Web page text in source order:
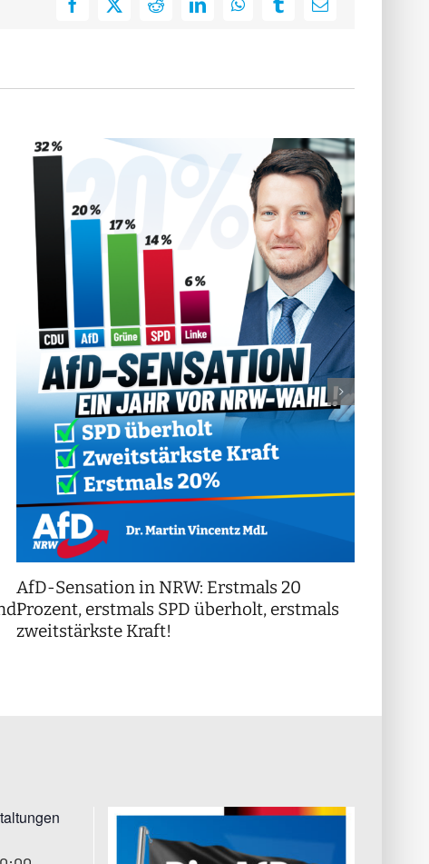
Facebook
X RedditLinkedInWhatsAppTumblrE-
AfD-Sensation in NRW: Erstmals 20
Prozent, erstmals SPD überholt, erstmals
zweitstärkste Kraft!